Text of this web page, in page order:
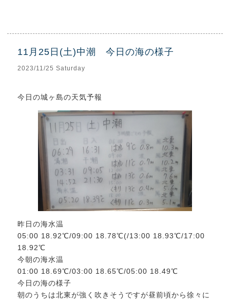
11月25日(土)中潮 今日の海の様子
2023/11/25 Saturday
今日の城ヶ島の天気予報
昨日の海水温
05:00 18.92℃/09:00 18.78℃(/13:00 18.93℃/17:00
18.92℃
今朝の海水温
01:00 18.69℃/03:00 18.65℃/05:00 18.49℃
今日の海の様子
朝のうちは北東が強く吹きそうですが昼前頃から徐々に